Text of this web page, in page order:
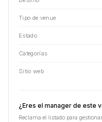
Tipo de venue
Estado
Categorías
Sitio web
¿Eres el manager de este
Reclama el listado para